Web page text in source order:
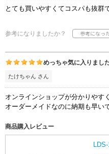
とても買いやすくてコスパも抜群
参考になりましたか？
めっちゃ気に入りまし
たけちゃん さん
オンラインショップが分かりやす
オーダーメイドなのに納期も早い
商品購入レビュー